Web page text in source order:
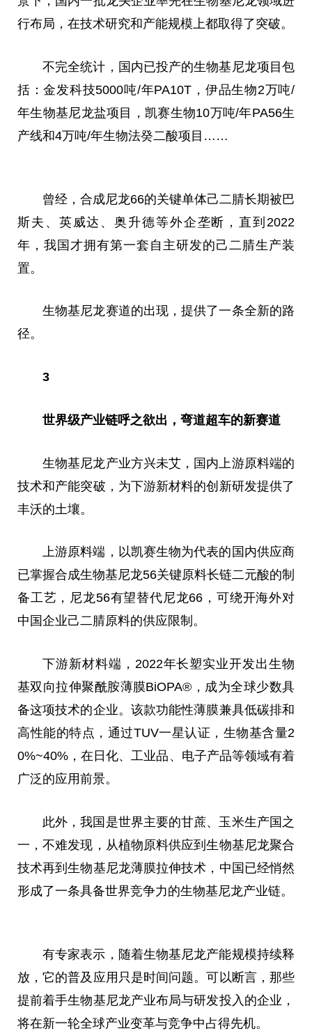
行布局，在技术研究和产能规模上都取得了突破。
不完全统计，国内已投产的生物基尼龙项目包
括：金发科技5000吨/年PA10T，伊品生物2万吨/
年生物基尼龙盐项目，凯赛生物10万吨/年PA56生
产线和4万吨/年生物法癸二酸项目……
曾经，合成尼龙66的关键单体己二腈长期被巴
斯夫、英威达、奥升德等外企垄断，直到2022
年，我国才拥有第一套自主研发的己二腈生产装
置。
生物基尼龙赛道的出现，提供了一条全新的路
径。
3
世界级产业链呼之欲出，弯道超车的新赛道
生物基尼龙产业方兴未艾，国内上游原料端的
技术和产能突破，为下游新材料的创新研发提供了
丰沃的土壤。
上游原料端，以凯赛生物为代表的国内供应商
已掌握合成生物基尼龙56关键原料长链二元酸的制
备工艺，尼龙56有望替代尼龙66，可绕开海外对
中国企业己二腈原料的供应限制。
下游新材料端，2022年长塑实业开发出生物
基双向拉伸聚酰胺薄膜BiOPA®，成为全球少数具
备这项技术的企业。该款功能性薄膜兼具低碳排和
高性能的特点，通过TUV一星认证，生物基含量2
0%~40%，在日化、工业品、电子产品等领域有着
广泛的应用前景。
此外，我国是世界主要的甘蔗、玉米生产国之
一，不难发现，从植物原料供应到生物基尼龙聚合
技术再到生物基尼龙薄膜拉伸技术，中国已经悄然
形成了一条具备世界竞争力的生物基尼龙产业链。
有专家表示，随着生物基尼龙产能规模持续释
放，它的普及应用只是时间问题。可以断言，那些
提前着手生物基尼龙产业布局与研发投入的企业，
将在新一轮全球产业变革与竞争中占得先机。